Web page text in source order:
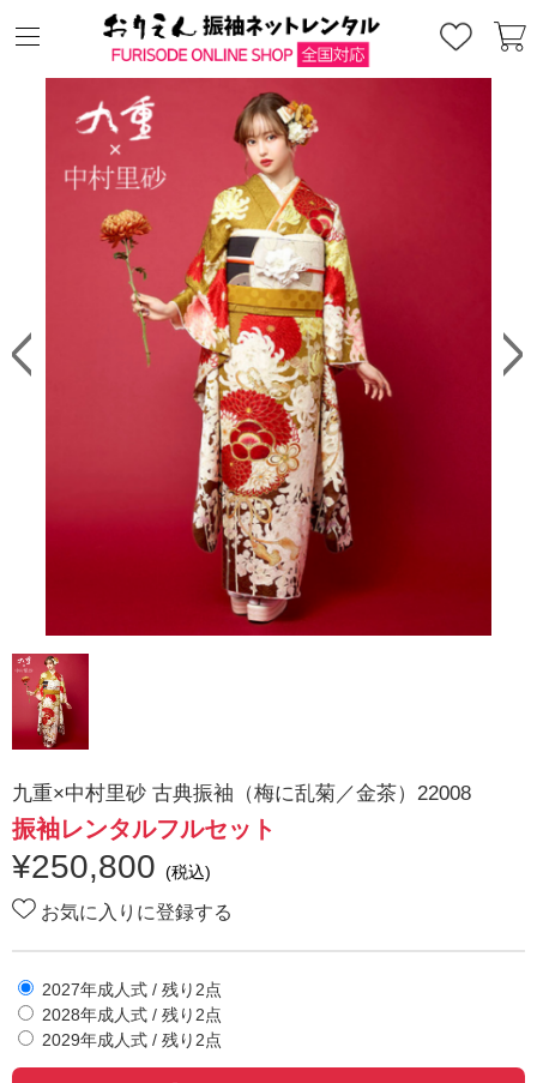
九重×中村里砂 古典振袖（梅に乱菊／金茶）22008
振袖レンタルフルセット
¥250,800 (税込)
お気に入りに登録する
2027年成人式 / 残り 2点
2028年成人式 / 残り 2点
2029年成人式 / 残り 2点